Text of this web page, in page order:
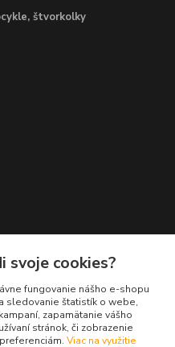
štvorkolky
svoje cookies?
fungovanie nášho e-shopu
sledovanie štatistík o webe,
zapamätanie vášho
stránok, či zobrazenie
Viac na využitie